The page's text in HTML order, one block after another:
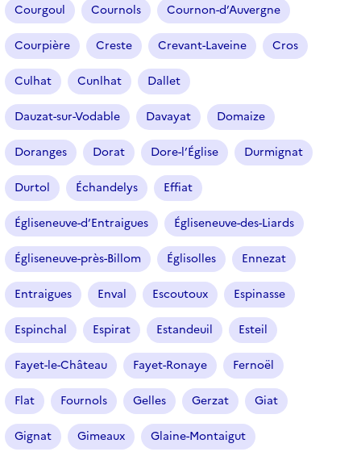
Courgoul Cournols Cournon-d’Auvergne
Courpière Creste Crevant-Laveine Cros
Culhat Cunlhat Dallet
Dauzat-sur-Vodable Davayat Domaize
Doranges Dorat Dore-l’Église Durmignat
Durtol Échandelys Effiat
Égliseneuve-d’Entraigues Égliseneuve-des-Liards
Égliseneuve-près-Billom Églisolles Ennezat
Entraigues Enval Escoutoux Espinasse
Espinchal Espirat Estandeuil Esteil
Fayet-le-Château Fayet-Ronaye Fernoël
Flat Fournols Gelles Gerzat Giat
Gignat Gimeaux Glaine-Montaigut